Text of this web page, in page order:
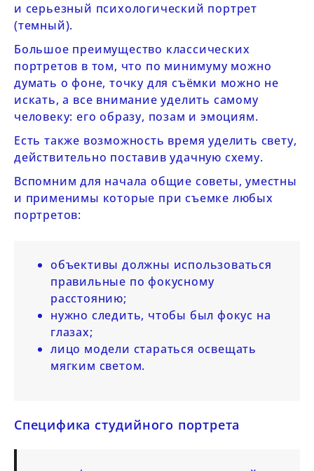
и серьезный психологический портрет
(темный).
Большое преимущество классических
портретов в том, что по минимуму можно
думать о фоне, точку для съёмки можно не
искать, а все внимание уделить самому
человеку: его образу, позам и эмоциям.
Есть также возможность время уделить свету,
действительно поставив удачную схему.
Вспомним для начала общие советы, уместны
и применимы которые при съемке любых
портретов:
объективы должны использоваться
правильные по фокусному
расстоянию;
нужно следить, чтобы был фокус на
глазах;
лицо модели стараться освещать
мягким светом.
Специфика студийного портрета